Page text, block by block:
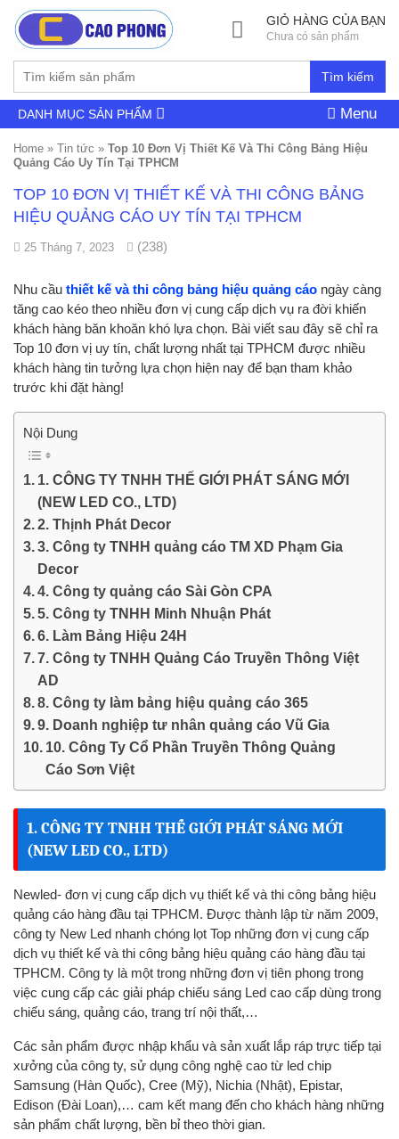
Tìm kiếm
GIỎ HÀNG CỦA BẠN
Chưa có sản phẩm
DANH MỤC SẢN PHẨM Menu
Home » Tin tức » Top 10 Đơn Vị Thiết Kế Và Thi Công Bảng Hiệu
Quảng Cáo Uy Tín Tại TPHCM
TOP 10 ĐƠN VỊ THIẾT KẾ VÀ THI CÔNG BẢNG
HIỆU QUẢNG CÁO UY TÍN TẠI TPHCM
25 Tháng 7, 2023 (238)
Nhu cầu thiết kế và thi công bảng hiệu quảng cáo ngày càng
tăng cao kéo theo nhiều đơn vị cung cấp dịch vụ ra đời khiến
khách hàng băn khoăn khó lựa chọn. Bài viết sau đây sẽ chỉ ra
Top 10 đơn vị uy tín, chất lượng nhất tại TPHCM được nhiều
khách hàng tin tưởng lựa chọn hiện nay để bạn tham khảo
trước khi đặt hàng!
Nội Dung
1. CÔNG TY TNHH THẾ GIỚI PHÁT SÁNG MỚI
(NEW LED CO., LTD)
2. Thịnh Phát Decor
3. Công ty TNHH quảng cáo TM XD Phạm Gia
Decor
4. Công ty quảng cáo Sài Gòn CPA
5. Công ty TNHH Minh Nhuận Phát
6. Làm Bảng Hiệu 24H
7. Công ty TNHH Quảng Cáo Truyền Thông Việt
AD
8. Công ty làm bảng hiệu quảng cáo 365
9. Doanh nghiệp tư nhân quảng cáo Vũ Gia
10. Công Ty Cổ Phần Truyền Thông Quảng
Cáo Sơn Việt
1. CÔNG TY TNHH THẾ GIỚI PHÁT SÁNG MỚI
(NEW LED CO., LTD)
Newled- đơn vị cung cấp dịch vụ thiết kế và thi công bảng hiệu
quảng cáo hàng đầu tại TPHCM. Được thành lập từ năm 2009,
công ty New Led nhanh chóng lọt Top những đơn vị cung cấp
dịch vụ thiết kế và thi công bảng hiệu quảng cáo hàng đầu tại
TPHCM. Công ty là một trong những đơn vị tiên phong trong
việc cung cấp các giải pháp chiếu sáng Led cao cấp dùng trong
chiếu sáng, quảng cáo, trang trí nội thất,…
Các sản phẩm được nhập khẩu và sản xuất lắp ráp trực tiếp tại
xưởng của công ty, sử dụng công nghệ cao từ led chip
Samsung (Hàn Quốc), Cree (Mỹ), Nichia (Nhật), Epistar,
Edison (Đài Loan),… cam kết mang đến cho khách hàng những
sản phẩm chất lượng, bền bỉ theo thời gian.